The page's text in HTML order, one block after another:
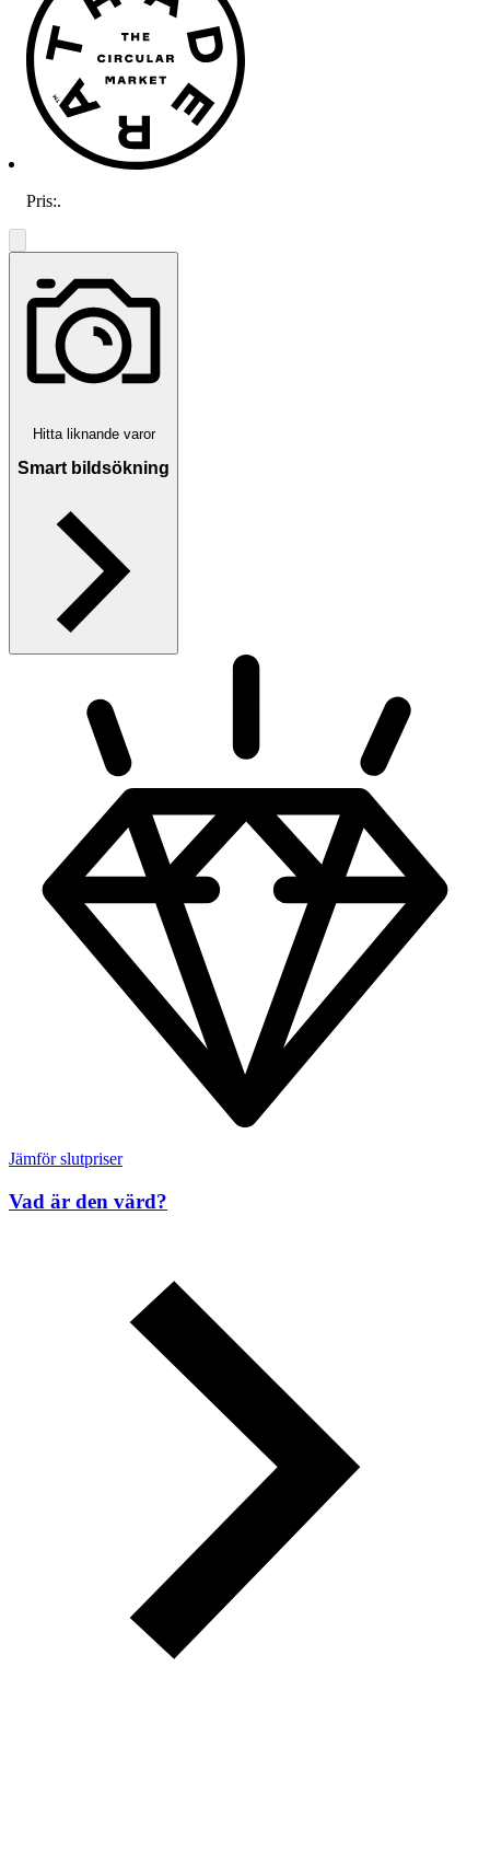
Pris:.
Hitta liknande varor
Smart bildsökning
Jämför slutpriser
Vad är den värd?